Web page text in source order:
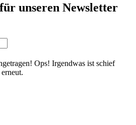
unseren Newsletter
Ops! Irgendwas ist schief